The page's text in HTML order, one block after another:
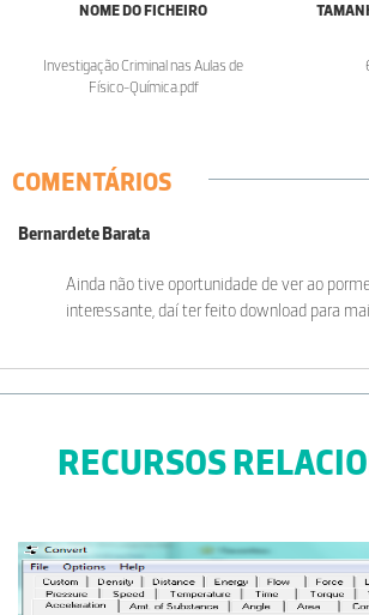
NOME DO FICHEIRO
Investigação Criminal nas Aulas de
Físico-Química.pdf
COMENTÁRIOS
Bernardete Barata
Ainda não tive oportunidade de ver ao
interessante, daí­ ter feito download para
RECURSOS